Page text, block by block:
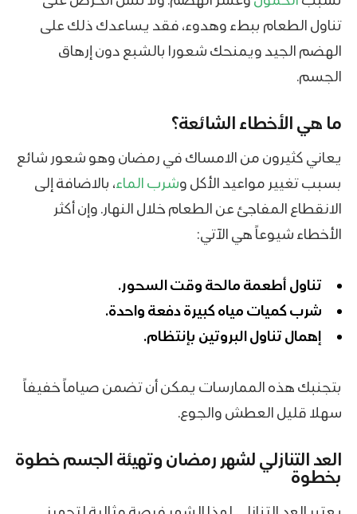
تناول الطعام ببطء وهدوء، فقد يساعدك ذلك على
الهضم الجيد ويمنحك شعورا بالشبع دون إرهاق
الجسم.
ما هي الأخطاء الشائعة؟
يعاني كثيرون من الامساك في رمضان وهو شعور شائع
بسبب تغيير مواعيد الأكل وشرب الماء، بالاضافة إلى
الانقطاع المفاجئ عن الطعام خلال النهار. وإن أكثر
الأخطاء شيوعاً هي الآتي:
تناول أطعمة مالحة وقت السحور.
شرب كميات مياه كبيرة دفعة واحدة.
إهمال تناول البروتين بإنتظام.
بتجنبك هذه الممارسات يمكن أن تضمن صياماً خفيفاً
سهلا قليل العطش والجوع.
العد التنازلي لشهر رمضان وتهيئة الجسم خطوة
بخطوة